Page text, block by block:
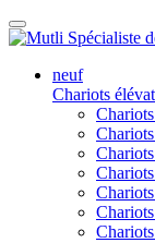
neuf
Chariots